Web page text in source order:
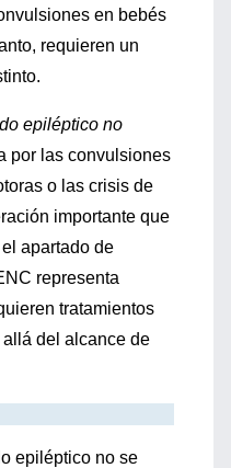
en bebés
requieren un
epiléptico no
por las convulsiones
o las crisis de
importante que
apartado de
representa
tratamientos
del alcance de
epiléptico no se